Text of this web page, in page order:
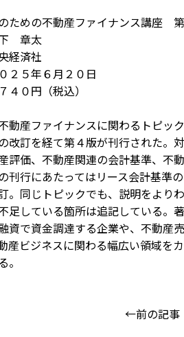
ための不動産ファイナンス講座
章太
経済社
２５年６月２０日
４０円（税込）
動産ファイナンスに関わるトピッ
改訂を経て第４版が刊行された。
評価、不動産関連の会計基準、不
刊行にあたってはリース会計基準
。同じトピックでも、説明をより
足している箇所は追記している。
資で資金調達する企業や、不動産
産ビジネスに関わる幅広い領域を
。
←前の記事